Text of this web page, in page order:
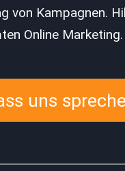
von Kampagnen.
Online Marketing.
uns